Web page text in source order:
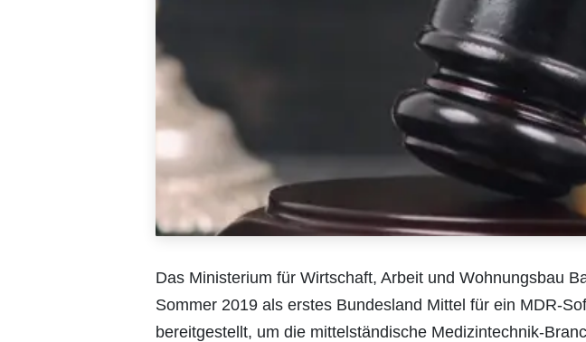
Das Ministerium für Wirtschaft, Arbeit und Wohnungsbau
Sommer 2019 als erstes Bundesland Mittel für ein MDR-
bereitgestellt, um die mittelständische Medizintechnik-